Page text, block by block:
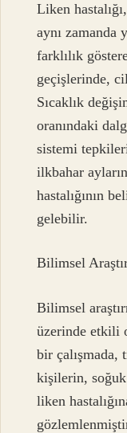
Liken
aynı zamanda
farklılık
geçişlerinde,
Sıcaklık
oranındaki
sistemi
ilkbahar
hastalığının
gelebilir.
Bilimsel
Bilimsel
üzerinde etkili
bir çalışmada,
kişilerin,
liken